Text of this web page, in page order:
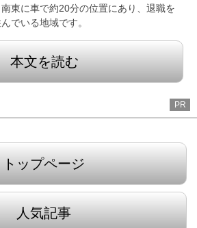
東に車で約20分の位置にあり、退職を
でいる地域です。
本文を読む
PR
トップページ
人気記事